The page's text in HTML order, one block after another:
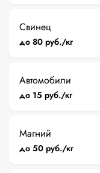
Свинец
до 80 руб./кг
Автомобили
до 15 руб./кг
Магний
до 50 руб./кг